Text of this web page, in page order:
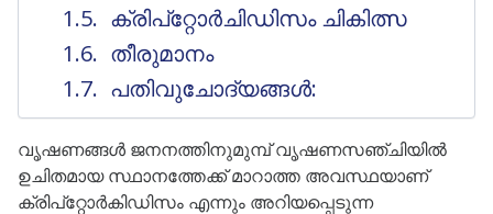
ക്രിപ്റ്റോർചിഡിസം ചികിത്സ
തീരുമാനം
പതിവുചോദ്യങ്ങൾ:
വൃഷണങ്ങൾ ജനനത്തിനുമുമ്പ് വൃഷണസഞ്ചിയിൽ
ഉചിതമായ സ്ഥാനത്തേക്ക് മാറാത്ത അവസ്ഥയാണ്
ക്രിപ്‌റ്റോർകിഡിസം എന്നും അറിയപ്പെടുന്ന